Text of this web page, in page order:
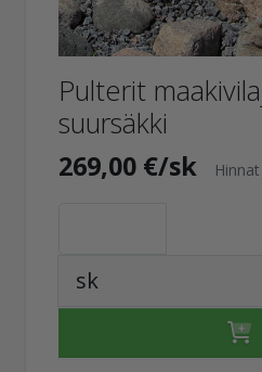
Pulterit
suursäkki
269,00 €/sk
sk